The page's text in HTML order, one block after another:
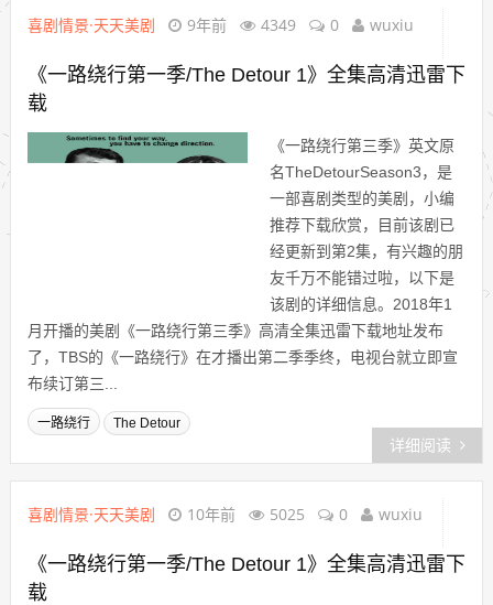
喜剧情景·天天美剧 9年前 4349 0 wuxiu
《一路绕行第一季/The Detour 1》全集高清迅雷下
载
《一路绕行第三季》英文原
名TheDetourSeason3，是
一部喜剧类型的美剧，小编
推荐下载欣赏，目前该剧已
经更新到第2集，有兴趣的朋
友千万不能错过啦，以下是
该剧的详细信息。2018年1
月开播的美剧《一路绕行第三季》高清全集迅雷下载地址发布
了，TBS的《一路绕行》在才播出第二季季终，电视台就立即宣
布续订第三...
一路绕行 The Detour
详细阅读
喜剧情景·天天美剧 10年前 5025 0 wuxiu
《一路绕行第一季/The Detour 1》全集高清迅雷下
载